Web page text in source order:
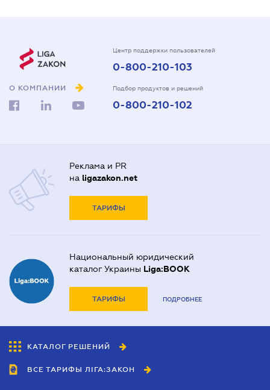
О КОМПАНИИ
Центр поддержки пользователей
0-800-210-103
Подбор продуктов и решений
0-800-210-102
Реклама и PR
на ligazakon.net
ТАРИФЫ
Национальный юридический
каталог Украины Liga:BOOK
ТАРИФЫ ПОДРОБНЕЕ
КАТАЛОГ РЕШЕНИЙ
ВСЕ ТАРИФЫ ЛІГА:ЗАКОН